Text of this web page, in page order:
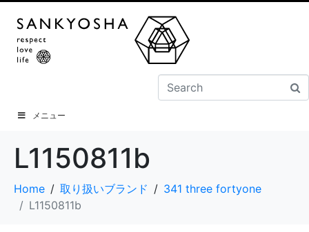
メニュー
L1150811b
Home 取り扱いブランド
341 three fortyone
L1150811b